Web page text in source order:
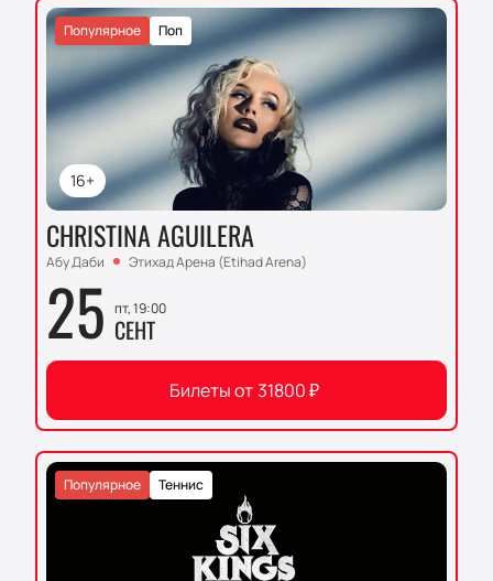
16+
Поп
Популярное
CHRISTINA AGUILERA
Абу Даби Этихад Арена (Etihad Arena)
25 пт, 19:00
СЕНТ
Билеты от31800₽
Теннис
Популярное